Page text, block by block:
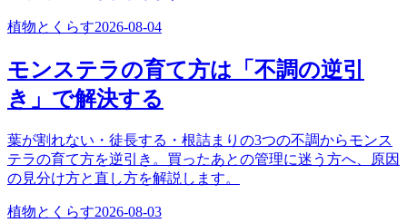
植物とくらす2026-08-04
モンステラの育て方は「不調の逆引
き」で解決する
葉が割れない・徒長する・根詰まりの3つの不調からモンス
テラの育て方を逆引き。買ったあとの管理に迷う方へ、原因
の見分け方と直し方を解説します。
植物とくらす2026-08-03